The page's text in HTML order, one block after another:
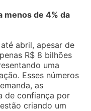
menos de 4% da
abril, apesar de
R$ 8 bilhões
uma
Esses números
as
de confiança por
criando um